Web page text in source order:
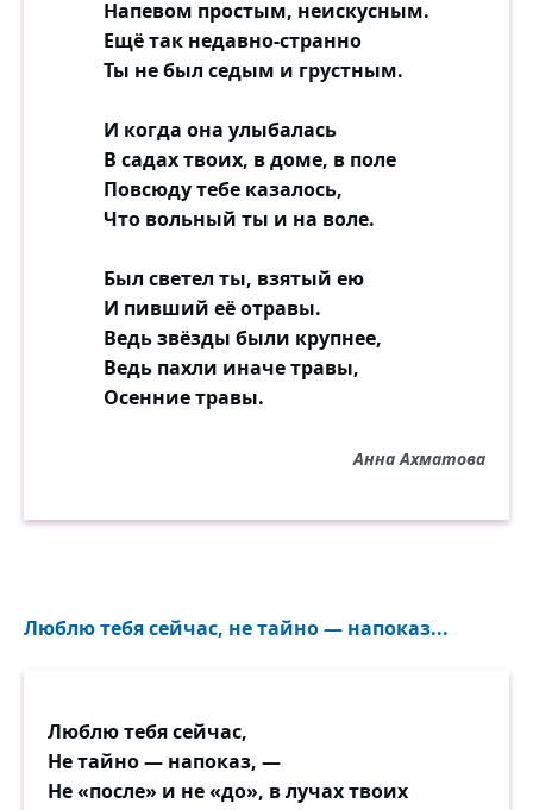
Напевом простым, неискусным.
Ещё так недавно-странно
Ты не был седым и грустным.
И когда она улыбалась
В садах твоих, в доме, в поле
Повсюду тебе казалось,
Что вольный ты и на воле.
Был светел ты, взятый ею
И пивший её отравы.
Ведь звёзды были крупнее,
Ведь пахли иначе травы,
Осенние травы.
Анна Ахматова
Люблю тебя сейчас, не тайно — напоказ...
Люблю тебя сейчас,
Не тайно — напоказ, —
Не «после» и не «до», в лучах твоих